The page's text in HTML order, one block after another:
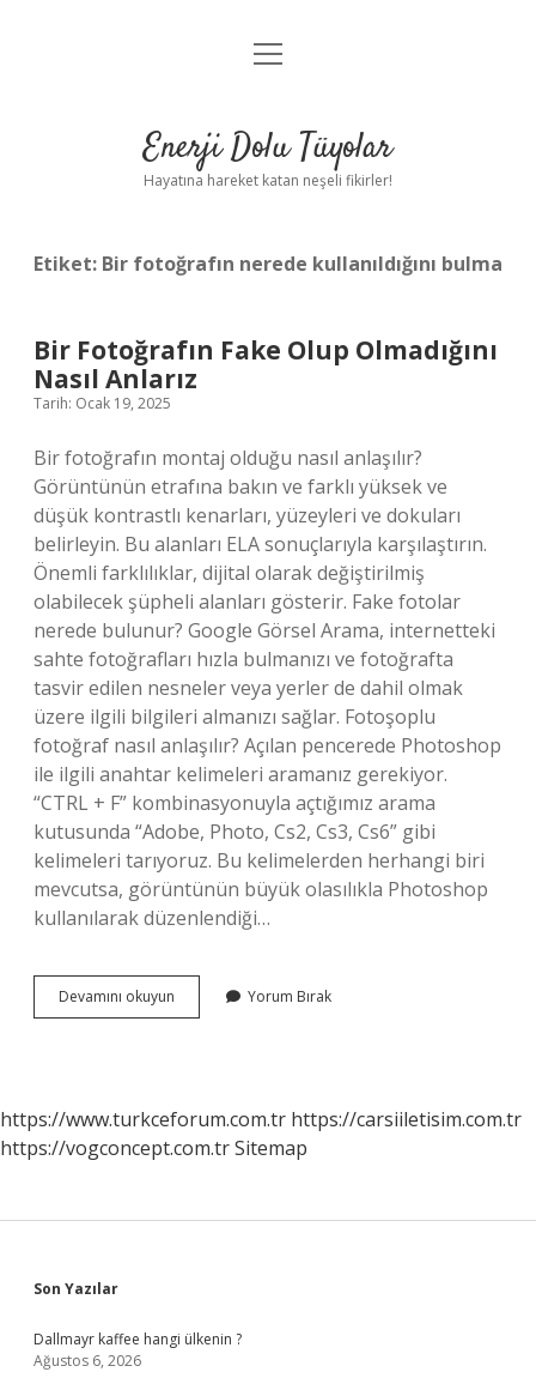
Anasayfa
Yasal Uyarı
menüyü
Enerji Dolu Tüyolar
Hayatına hareket katan neşeli fikirler!
Etiket: Bir fotoğrafın nerede kullanıldığını bulma
Bir Fotoğrafın Fake Olup Olmadığını
Nasıl Anlarız
Tarih: Ocak 19, 2025
Bir fotoğrafın montaj olduğu nasıl anlaşılır?
Görüntünün etrafına bakın ve farklı yüksek ve
düşük kontrastlı kenarları, yüzeyleri ve dokuları
belirleyin. Bu alanları ELA sonuçlarıyla karşılaştırın.
Önemli farklılıklar, dijital olarak değiştirilmiş
olabilecek şüpheli alanları gösterir. Fake fotolar
nerede bulunur? Google Görsel Arama, internetteki
sahte fotoğrafları hızla bulmanızı ve fotoğrafta
tasvir edilen nesneler veya yerler de dahil olmak
üzere ilgili bilgileri almanızı sağlar. Fotoşoplu
fotoğraf nasıl anlaşılır? Açılan pencerede Photoshop
ile ilgili anahtar kelimeleri aramanız gerekiyor.
“CTRL + F” kombinasyonuyla açtığımız arama
kutusunda “Adobe, Photo, Cs2, Cs3, Cs6” gibi
kelimeleri tarıyoruz. Bu kelimelerden herhangi biri
mevcutsa, görüntünün büyük olasılıkla Photoshop
kullanılarak düzenlendiği…
Devamını okuyun
Fotoğrafın
Anlarız
Yorum Bırak
https://www.turkceforum.com.tr https://carsiiletisim.com.tr
https://vogconcept.com.trSitemap
Sidebar
Son Yazılar
Dallmayr kaffee hangi ülkenin ?
Ağustos 6, 2026